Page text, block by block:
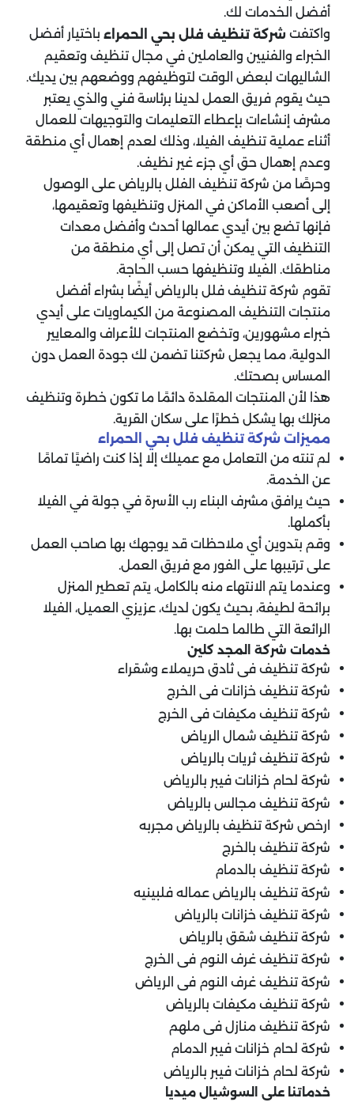
أفضل الخدمات لك.
واكتفت شركة تنظيف فلل بحي الحمراء باختيار أفضل
الخبراء والفنيين والعاملين في مجال تنظيف وتعقيم
الشاليهات لبعض الوقت لتوظيفهم ووضعهم بين يديك.
حيث يقوم فريق العمل لدينا برئاسة فني والذي يعتبر
مشرف إنشاءات بإعطاء التعليمات والتوجيهات للعمال
أثناء عملية تنظيف الفيلا، وذلك لعدم إهمال أي منطقة
وعدم إهمال حق أي جزء غير نظيف.
وحرصًا من شركة تنظيف الفلل بالرياض على الوصول
إلى أصعب الأماكن في المنزل وتنظيفها وتعقيمها،
فإنها تضع بين أيدي عمالها أحدث وأفضل معدات
التنظيف التي يمكن أن تصل إلى أي منطقة من
مناطقك. الفيلا وتنظيفها حسب الحاجة.
تقوم شركة تنظيف فلل بالرياض أيضًا بشراء أفضل
منتجات التنظيف المصنوعة من الكيماويات على أيدي
خبراء مشهورين، وتخضع المنتجات للأعراف والمعايير
الدولية، مما يجعل شركتنا تضمن لك جودة العمل دون
المساس بصحتك.
هذا لأن المنتجات المقلدة دائمًا ما تكون خطرة وتنظيف
منزلك بها يشكل خطرًا على سكان القرية.
مميزات شركة تنظيف فلل بحي الحمراء
لم تنته من التعامل مع عميلك إلا إذا كنت راضيًا تمامًا
عن الخدمة.
حيث يرافق مشرف البناء رب الأسرة في جولة في الفيلا
بأكملها.
وقم بتدوين أي ملاحظات قد يوجهك بها صاحب العمل
على ترتيبها على الفور مع فريق العمل.
وعندما يتم الانتهاء منه بالكامل، يتم تعطير المنزل
برائحة لطيفة، بحيث يكون لديك، عزيزي العميل، الفيلا
الرائعة التي طالما حلمت بها.
خدمات شركة المجد كلين
شركة تنظيف فى ثادق حريملاء وشقراء
شركة تنظيف خزانات فى الخرج
شركة تنظيف مكيفات فى الخرج
شركة تنظيف شمال الرياض
شركة تنظيف ثريات بالرياض
شركة لحام خزانات فيبر بالرياض
شركة تنظيف مجالس بالرياض
ارخص شركة تنظيف بالرياض مجربه
شركة تنظيف بالخرج
شركة تنظيف بالدمام
شركة تنظيف بالرياض عماله فلبينيه
شركة تنظيف خزانات بالرياض
شركة تنظيف شقق بالرياض
شركة تنظيف غرف النوم فى الخرج
شركة تنظيف غرف النوم فى الرياض
شركة تنظيف مكيفات بالرياض
شركة تنظيف منازل فى ملهم
شركة لحام خزانات فيبر الدمام
شركة لحام خزانات فيبر بالرياض
خدماتنا على السوشيال ميديا